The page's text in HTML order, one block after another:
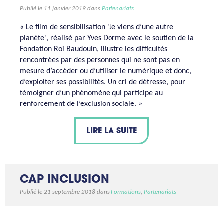
Publié le 11 janvier 2019 dans Partenariats
« Le film de sensibilisation 'Je viens d’une autre
planète', réalisé par Yves Dorme avec le soutien de la
Fondation Roi Baudouin, illustre les difficultés
rencontrées par des personnes qui ne sont pas en
mesure d’accéder ou d’utiliser le numérique et donc,
d’exploiter ses possibilités. Un cri de détresse, pour
témoigner d’un phénomène qui participe au
renforcement de l’exclusion sociale. »
LIRE LA SUITE
CAP INCLUSION
Publié le 21 septembre 2018 dans Formations, Partenariats